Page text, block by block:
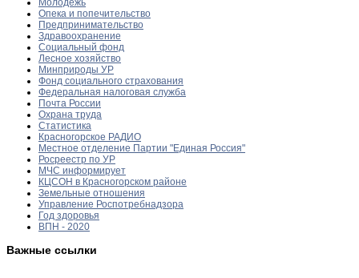
Молодежь
Опека и попечительство
Предпринимательство
Здравоохранение
Социальный фонд
Лесное хозяйство
Минприроды УР
Фонд социального страхования
Федеральная налоговая служба
Почта России
Охрана труда
Статистика
Красногорское РАДИО
Местное отделение Партии "Единая Россия"
Росреестр по УР
МЧС информирует
КЦСОН в Красногорском районе
Земельные отношения
Управление Роспотребнадзора
Год здоровья
ВПН - 2020
Важные ссылки